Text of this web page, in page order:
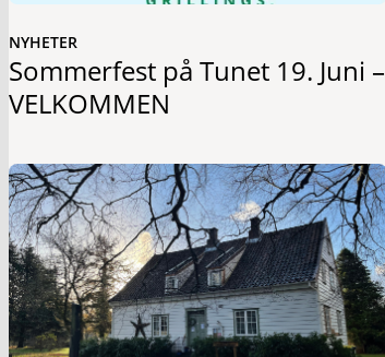
NYHETER
Sommerfest på Tunet 19. Juni –
VELKOMMEN